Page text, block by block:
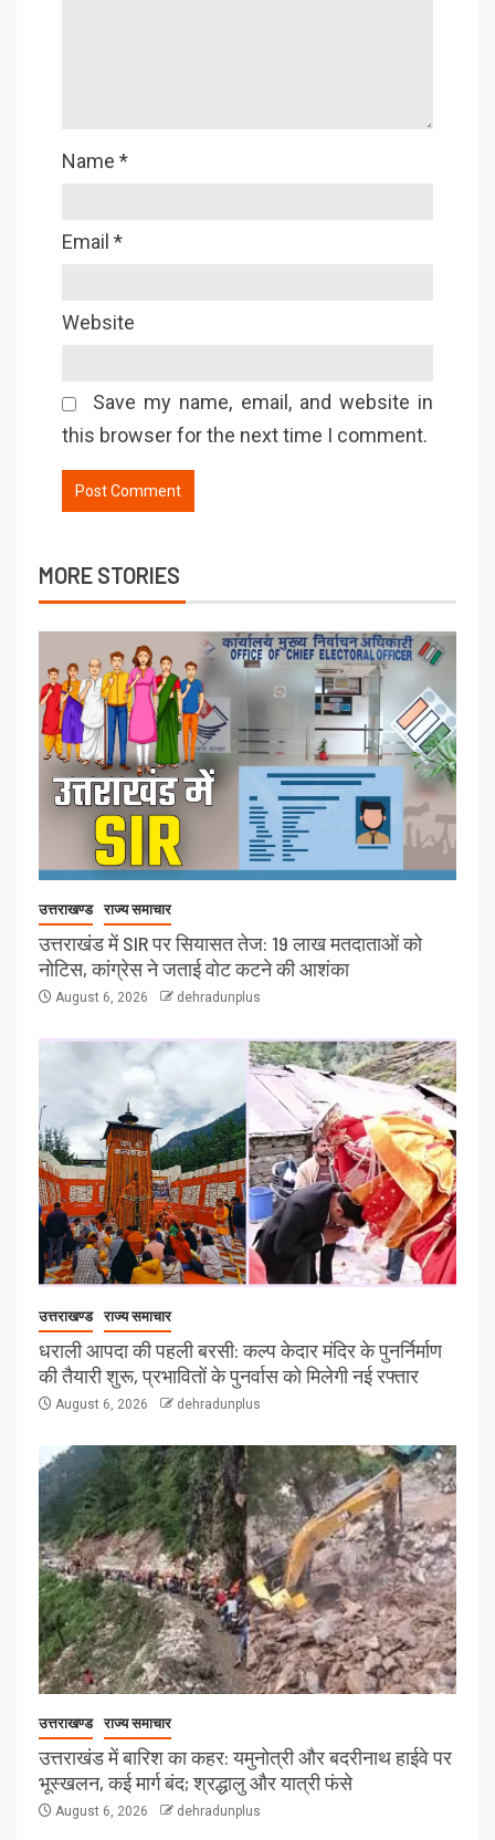
Name *
Email *
Website
Save my name, email, and website in
this browser for the next time I comment.
MORE STORIES
उत्तराखण्ड राज्य समाचार
उत्तराखंड में SIR पर सियासत तेज: 19 लाख मतदाताओं को
नोटिस, कांग्रेस ने जताई वोट कटने की आशंका
August 6, 2026 dehradunplus
उत्तराखण्ड राज्य समाचार
धराली आपदा की पहली बरसी: कल्प केदार मंदिर के पुनर्निर्माण
की तैयारी शुरू, प्रभावितों के पुनर्वास को मिलेगी नई रफ्तार
August 6, 2026 dehradunplus
उत्तराखण्ड राज्य समाचार
उत्तराखंड में बारिश का कहर: यमुनोत्री और बदरीनाथ हाईवे पर
भूस्खलन, कई मार्ग बंद; श्रद्धालु और यात्री फंसे
August 6, 2026 dehradunplus